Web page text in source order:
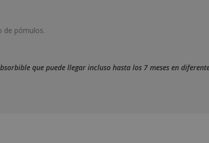
de pómulos.
que puede llegar incluso hasta los 7 meses en